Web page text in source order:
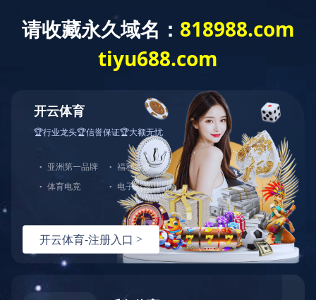
维护保
养
维护保
养
维保视
频
自助服
务
下载中
心
星空
online（中
国）
20V 锂电冲击扳手（DCW1）